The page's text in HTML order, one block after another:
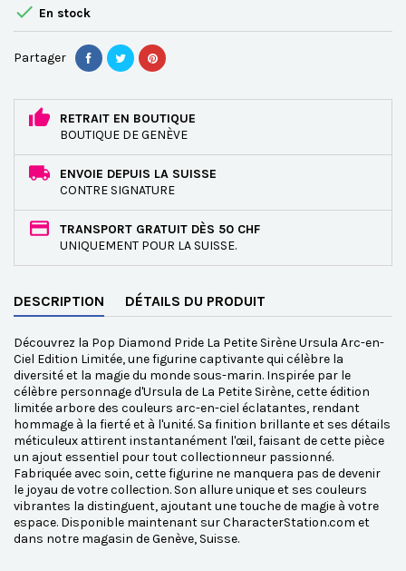
 En stock
Partager
RETRAIT EN BOUTIQUE
BOUTIQUE DE GENÈVE
ENVOIE DEPUIS LA SUISSE
CONTRE SIGNATURE
TRANSPORT GRATUIT DÈS 50 CHF
UNIQUEMENT POUR LA SUISSE.
DESCRIPTION DÉTAILS DU PRODUIT
Découvrez la Pop Diamond Pride La Petite Sirène Ursula Arc-en-
Ciel Edition Limitée, une figurine captivante qui célèbre la
diversité et la magie du monde sous-marin. Inspirée par le
célèbre personnage d'Ursula de La Petite Sirène, cette édition
limitée arbore des couleurs arc-en-ciel éclatantes, rendant
hommage à la fierté et à l'unité. Sa finition brillante et ses détails
méticuleux attirent instantanément l'œil, faisant de cette pièce
un ajout essentiel pour tout collectionneur passionné.
Fabriquée avec soin, cette figurine ne manquera pas de devenir
le joyau de votre collection. Son allure unique et ses couleurs
vibrantes la distinguent, ajoutant une touche de magie à votre
espace. Disponible maintenant sur CharacterStation.com et
dans notre magasin de Genève, Suisse.